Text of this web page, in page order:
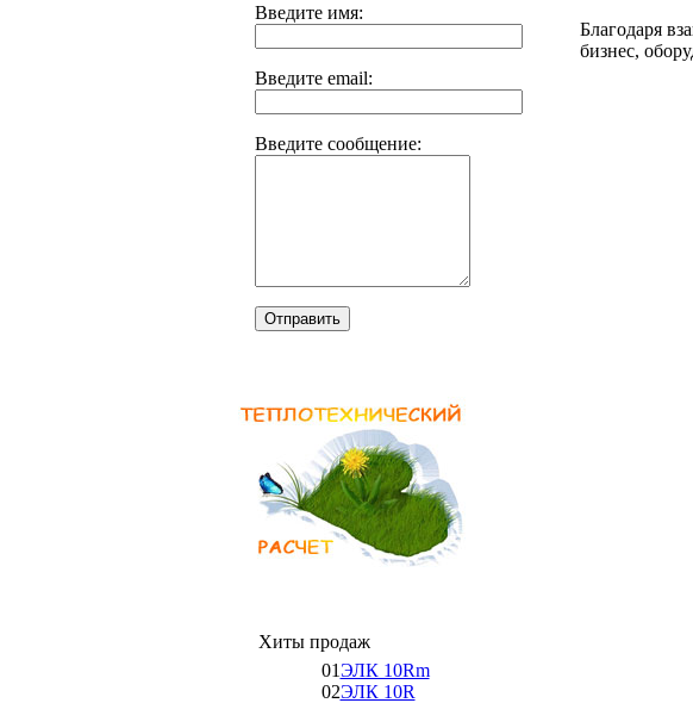
Введите имя:
Введите email:
Введите сообщение:
Отправить
Хиты продаж
01ЭЛК 10Rm
02ЭЛК 10R
Благодаря
бизнес,